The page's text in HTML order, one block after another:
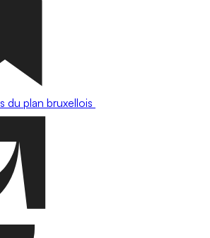
du plan bruxellois